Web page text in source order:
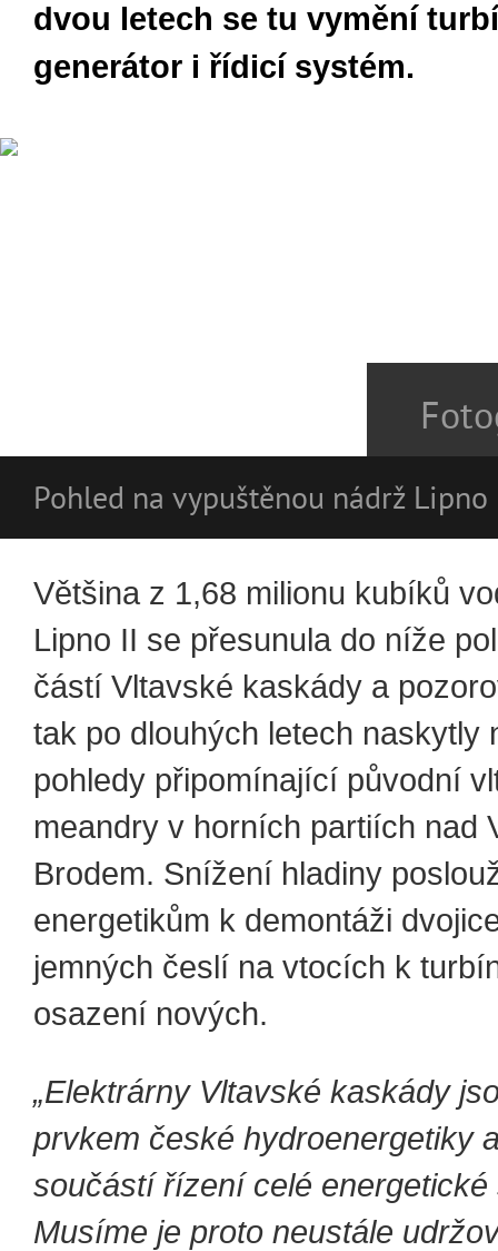
dvou letech se tu vymění
generátor i řídicí systém.
Pohled na vypuštěnou nádrž Lipno
Většina z 1,68 milionu kubíků
Lipno II se přesunula do níže
částí Vltavské kaskády a
tak po dlouhých letech naskytly
pohledy připomínající původní
meandry v horních partiích nad
Brodem. Snížení hladiny
energetikům k demontáži
jemných česlí na vtocích k
osazení nových.
„Elektrárny Vltavské kaskády
prvkem české hydroenergetiky
součástí řízení celé energetické
Musíme je proto neustále